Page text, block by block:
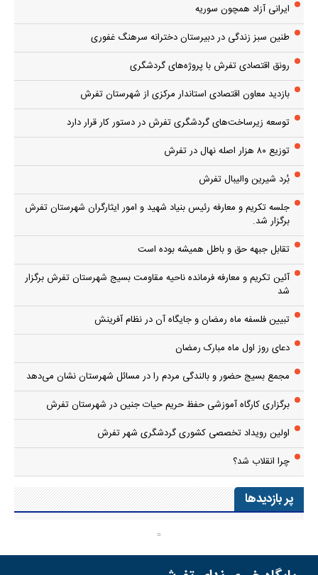
ایرانی آزاد همچون سوریه
طنین سبز زندگی در دبیرستان دخترانه سرهنگ غفوری
رونق اقتصادی تفرش با پروژه‌های گردشگری
بازدید معاون اقتصادی استاندار مرکزی از شهرستان تفرش
توسعه زیرساخت‌های گردشگری تفرش در دستور کار قرار دارد
توزیع ۸۰ هزار اصله نهال در تفرش
بُرد شیرین والیبال تفرش
جلسه تکریم و معارفه رئیس بنیاد شهید و امور ایثارگران شهرستان تفرش
برگزار شد.
تقابل جبهه حق و باطل همیشه بوده است
آئین تکریم و معارفه فرمانده ناحیه مقاومت بسیج شهرستان تفرش برگزار
شد
تبیین فلسفه ماه رمضان و جایگاه آن در نظام آفرینش
دعای روز اول ماه مبارک رمضان
مجمع بسیج حضور و بالندگی مردم را در مسائل شهرستان نشان می‌دهد
برگزاری کارگاه آموزشی حفظ حریم حیات جنین در شهرستان تفرش
اولین رویداد تخصصی کشوری گردشگری شهر تفرش
چرا انقلاب شد؟
پر بازدیدها